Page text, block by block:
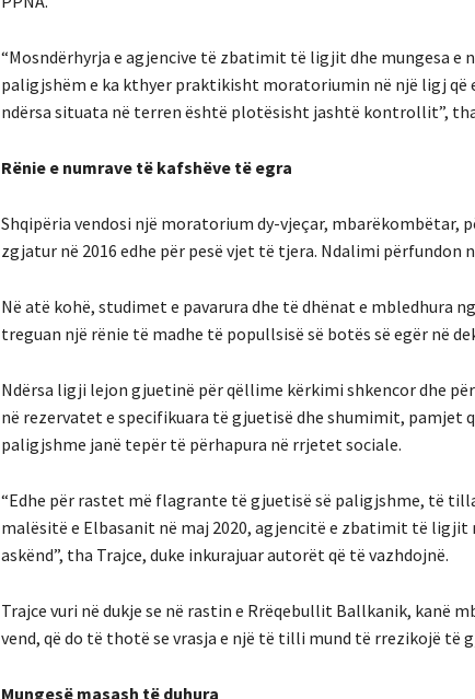
“Mosndërhyrja e agjencive të zbatimit të ligjit dhe mungesa e
paligjshëm e ka kthyer praktikisht moratoriumin në një ligj që
ndërsa situata në terren është plotësisht jashtë kontrollit”,
Rënie e numrave të kafshëve të egra
Shqipëria vendosi një moratorium dy-vjeçar, mbarëkombëtar,
zgjatur në 2016 edhe për pesë vjet të tjera. Ndalimi përfundon
Në atë kohë, studimet e pavarura dhe të dhënat e mbledhura
treguan një rënie të madhe të popullsisë së botës së egër në
Ndërsa ligji lejon gjuetinë për qëllime kërkimi shkencor dhe
në rezervatet e specifikuara të gjuetisë dhe shumimit, pamjet
paligjshme janë tepër të përhapura në rrjetet sociale.
“Edhe për rastet më flagrante të gjuetisë së paligjshme, të
malësitë e Elbasanit në maj 2020, agjencitë e zbatimit të ligjit
askënd”, tha Trajce, duke inkurajuar autorët që të vazhdojnë.
Trajce vuri në dukje se në rastin e Rrëqebullit Ballkanik, kanë
vend, që do të thotë se vrasja e një të tilli mund të rrezikojë të
Mungesë masash të duhura